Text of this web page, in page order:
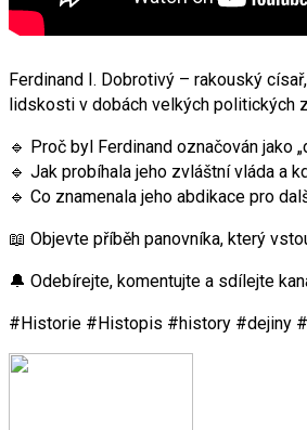
Ferdinand I. Dobrotivý – rakouský
lidskosti v dobách velkých politických
🔹 Proč byl Ferdinand označován jako
🔹 Jak probíhala jeho zvláštní vláda a
🔹 Co znamenala jeho abdikace pro
📖 Objevte příběh panovníka, který
🔔 Odebírejte, komentujte a sdílejte
#Historie #Histopis #history #dejiny